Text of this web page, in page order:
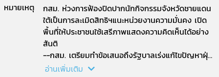
หมายเหตุ
กสม. ห่วงการฟ้องปิดปากนักกิจกรรมจังหวัดชายแดน
ใต้เป็นการละเมิดสิทธิฯแนะหน่วยงานความมั่นคง เปิด
พื้นที่ให้ประชาชนใช้เสรีภาพแสดงความคิดเห็นได้อย่าง
สันติ
--กสม. เตรียมทำข้อเสนอถึงรัฐบาลเร่งแก้ไขปัญหาฝุ่น
PM 2.5 เชิงระบบ ผลักดันให้มีกฎหมายอากาศสะอาด
อ่านเพิ่มเติม